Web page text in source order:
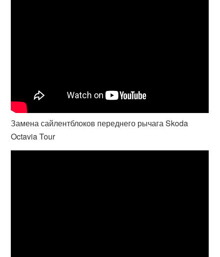
Замена сайлентблоков переднего рычага Skoda
Octavia Tour